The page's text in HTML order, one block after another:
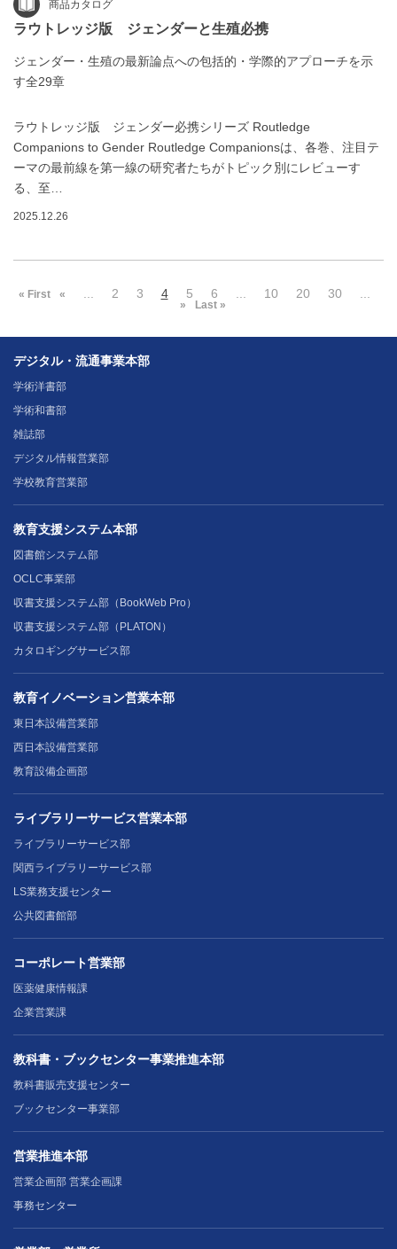
商品カタログ
ラウトレッジ版 ジェンダーと生殖必携
ジェンダー・生殖の最新論点への包括的・学際的アプローチを示
す全29章
ラウトレッジ版 ジェンダー必携シリーズ Routledge
Companions to Gender Routledge Companionsは、各巻、注目テ
ーマの最前線を第一線の研究者たちがトピック別にレビューす
る、至…
2025.12.26
« First « 2 3 4 5 6 10 20 30
» Last »
デジタル・流通事業本部
学術洋書部
学術和書部
雑誌部
デジタル情報営業部
学校教育営業部
教育支援システム本部
図書館システム部
OCLC事業部
収書支援システム部（BookWeb Pro）
収書支援システム部（PLATON）
カタロギングサービス部
教育イノベーション営業本部
東日本設備営業部
西日本設備営業部
教育設備企画部
ライブラリーサービス営業本部
ライブラリーサービス部
関西ライブラリーサービス部
LS業務支援センター
公共図書館部
コーポレート営業部
医薬健康情報課
企業営業課
教科書・ブックセンター事業推進本部
教科書販売支援センター
ブックセンター事業部
営業推進本部
営業企画部 営業企画課
事務センター